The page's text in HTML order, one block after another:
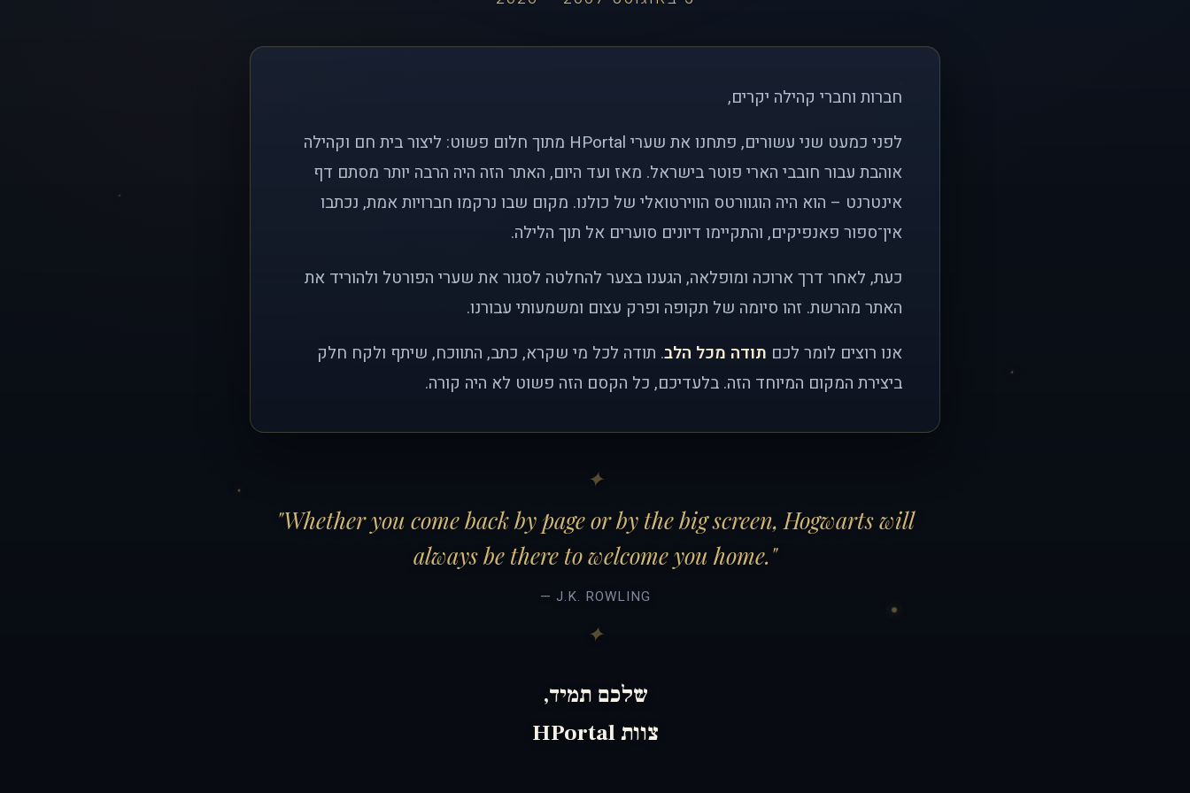
חברות וחברי קהילה יקרים,
לפני כמעט שני עשורים, פתחנו את שערי HPortal מתוך חלום פשוט: ליצור בית חם וקהילה
אוהבת עבור חובבי הארי פוטר בישראל. מאז ועד היום, האתר הזה היה הרבה יותר מסתם דף
אינטרנט – הוא היה הוגוורטס הווירטואלי של כולנו. מקום שבו נרקמו חברויות אמת, נכתבו
אין־ספור פאנפיקים, והתקיימו דיונים סוערים אל תוך הלילה.
כעת, לאחר דרך ארוכה ומופלאה, הגענו בצער להחלטה לסגור את שערי הפורטל ולהוריד את
האתר מהרשת. זהו סיומה של תקופה ופרק עצום ומשמעותי עבורנו.
אנו רוצים לומר לכם תודה מכל הלב. תודה לכל מי שקרא, כתב, התווכח, שיתף ולקח חלק
ביצירת המקום המיוחד הזה. בלעדיכם, כל הקסם הזה פשוט לא היה קורה.
"Whether you come back by page or by the big screen, Hogwarts will
always be there to welcome you home."
— J.K. ROWLING
שלכם תמיד,
צוות HPortal